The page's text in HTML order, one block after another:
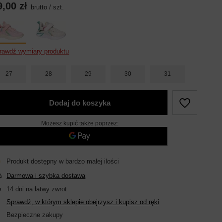
zł brutto /szt.
wymiary produktu
27 28 29 30 31
Dodaj do koszyka
Możesz kupić także poprzez:
Produkt dostępny w bardzo małej ilości
Darmowa i szybka dostawa
14 dni na łatwy zwrot
Sprawdź, w którym sklepie obejrzysz i kupisz od ręki
Bezpieczne zakupy